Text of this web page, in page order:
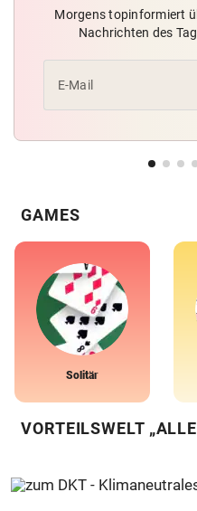
Morgens topinformiert
Nachrichten des
E-Mail
GAMES
Solitär
VORTEILSWELT